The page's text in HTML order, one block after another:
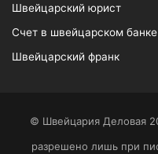
Швейцарский юрист
Счет в швейцарском банке
Швейцарский франк
© Швейцария Деловая
разрешено лишь при